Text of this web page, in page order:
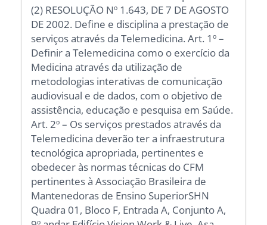
(2) RESOLUÇÃO Nº 1.643, DE 7 DE AGOSTO
DE 2002. Define e disciplina a prestação de
serviços através da Telemedicina. Art. 1º –
Definir a Telemedicina como o exercício da
Medicina através da utilização de
metodologias interativas de comunicação
audiovisual e de dados, com o objetivo de
assistência, educação e pesquisa em Saúde.
Art. 2º – Os serviços prestados através da
Telemedicina deverão ter a infraestrutura
tecnológica apropriada, pertinentes e
obedecer às normas técnicas do CFM
pertinentes à Associação Brasileira de
Mantenedoras de Ensino SuperiorSHN
Quadra 01, Bloco F, Entrada A, Conjunto A,